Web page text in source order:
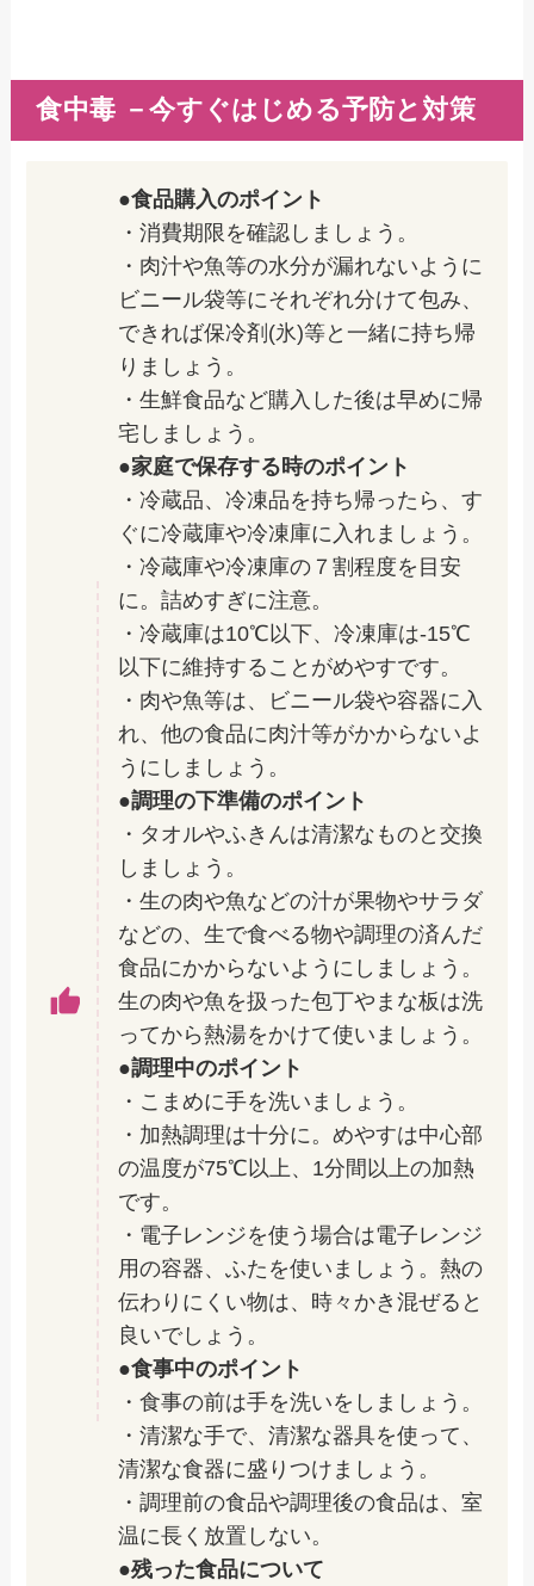
食中毒 －今すぐはじめる予防と対策
●食品購入のポイント
・消費期限を確認しましょう。
・肉汁や魚等の水分が漏れないように
ビニール袋等にそれぞれ分けて包み、
できれば保冷剤(氷)等と一緒に持ち帰
りましょう。
・生鮮食品など購入した後は早めに帰
宅しましょう。
●家庭で保存する時のポイント
・冷蔵品、冷凍品を持ち帰ったら、す
ぐに冷蔵庫や冷凍庫に入れましょう。
・冷蔵庫や冷凍庫の７割程度を目安
に。詰めすぎに注意。
・冷蔵庫は10℃以下、冷凍庫は-15℃
以下に維持することがめやすです。
・肉や魚等は、ビニール袋や容器に入
れ、他の食品に肉汁等がかからないよ
うにしましょう。
●調理の下準備のポイント
・タオルやふきんは清潔なものと交換
しましょう。
・生の肉や魚などの汁が果物やサラダ
などの、生で食べる物や調理の済んだ
食品にかからないようにしましょう。
生の肉や魚を扱った包丁やまな板は洗
ってから熱湯をかけて使いましょう。
●調理中のポイント
・こまめに手を洗いましょう。
・加熱調理は十分に。めやすは中心部
の温度が75℃以上、1分間以上の加熱
です。
・電子レンジを使う場合は電子レンジ
用の容器、ふたを使いましょう。熱の
伝わりにくい物は、時々かき混ぜると
良いでしょう。
●食事中のポイント
・食事の前は手を洗いをしましょう。
・清潔な手で、清潔な器具を使って、
清潔な食器に盛りつけましょう。
・調理前の食品や調理後の食品は、室
温に長く放置しない。
●残った食品について